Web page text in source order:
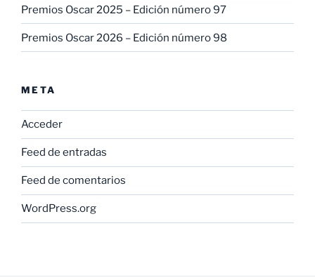
Premios Oscar 2025 – Edición número 97
Premios Oscar 2026 – Edición número 98
META
Acceder
Feed de entradas
Feed de comentarios
WordPress.org